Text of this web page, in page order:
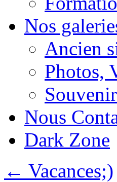
Nos
Ancien
Photos,
Nous
Dark Zone
← Vacances;)